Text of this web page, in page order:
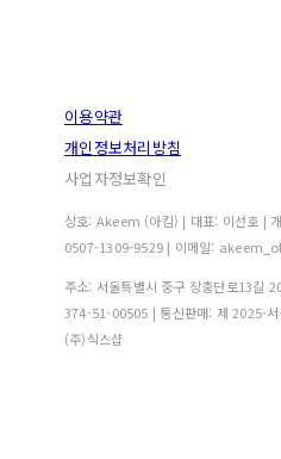
이용약관
개인정보처리방침
사업자정보확인
상호: Akeem (아킴) | 대표: 이선호 |
0507-1309-9529 | 이메일:
주소: 서울특별시 중구 장충단로13길
374-51-00505 | 통신판매: 제 2025-
(주)식스샵